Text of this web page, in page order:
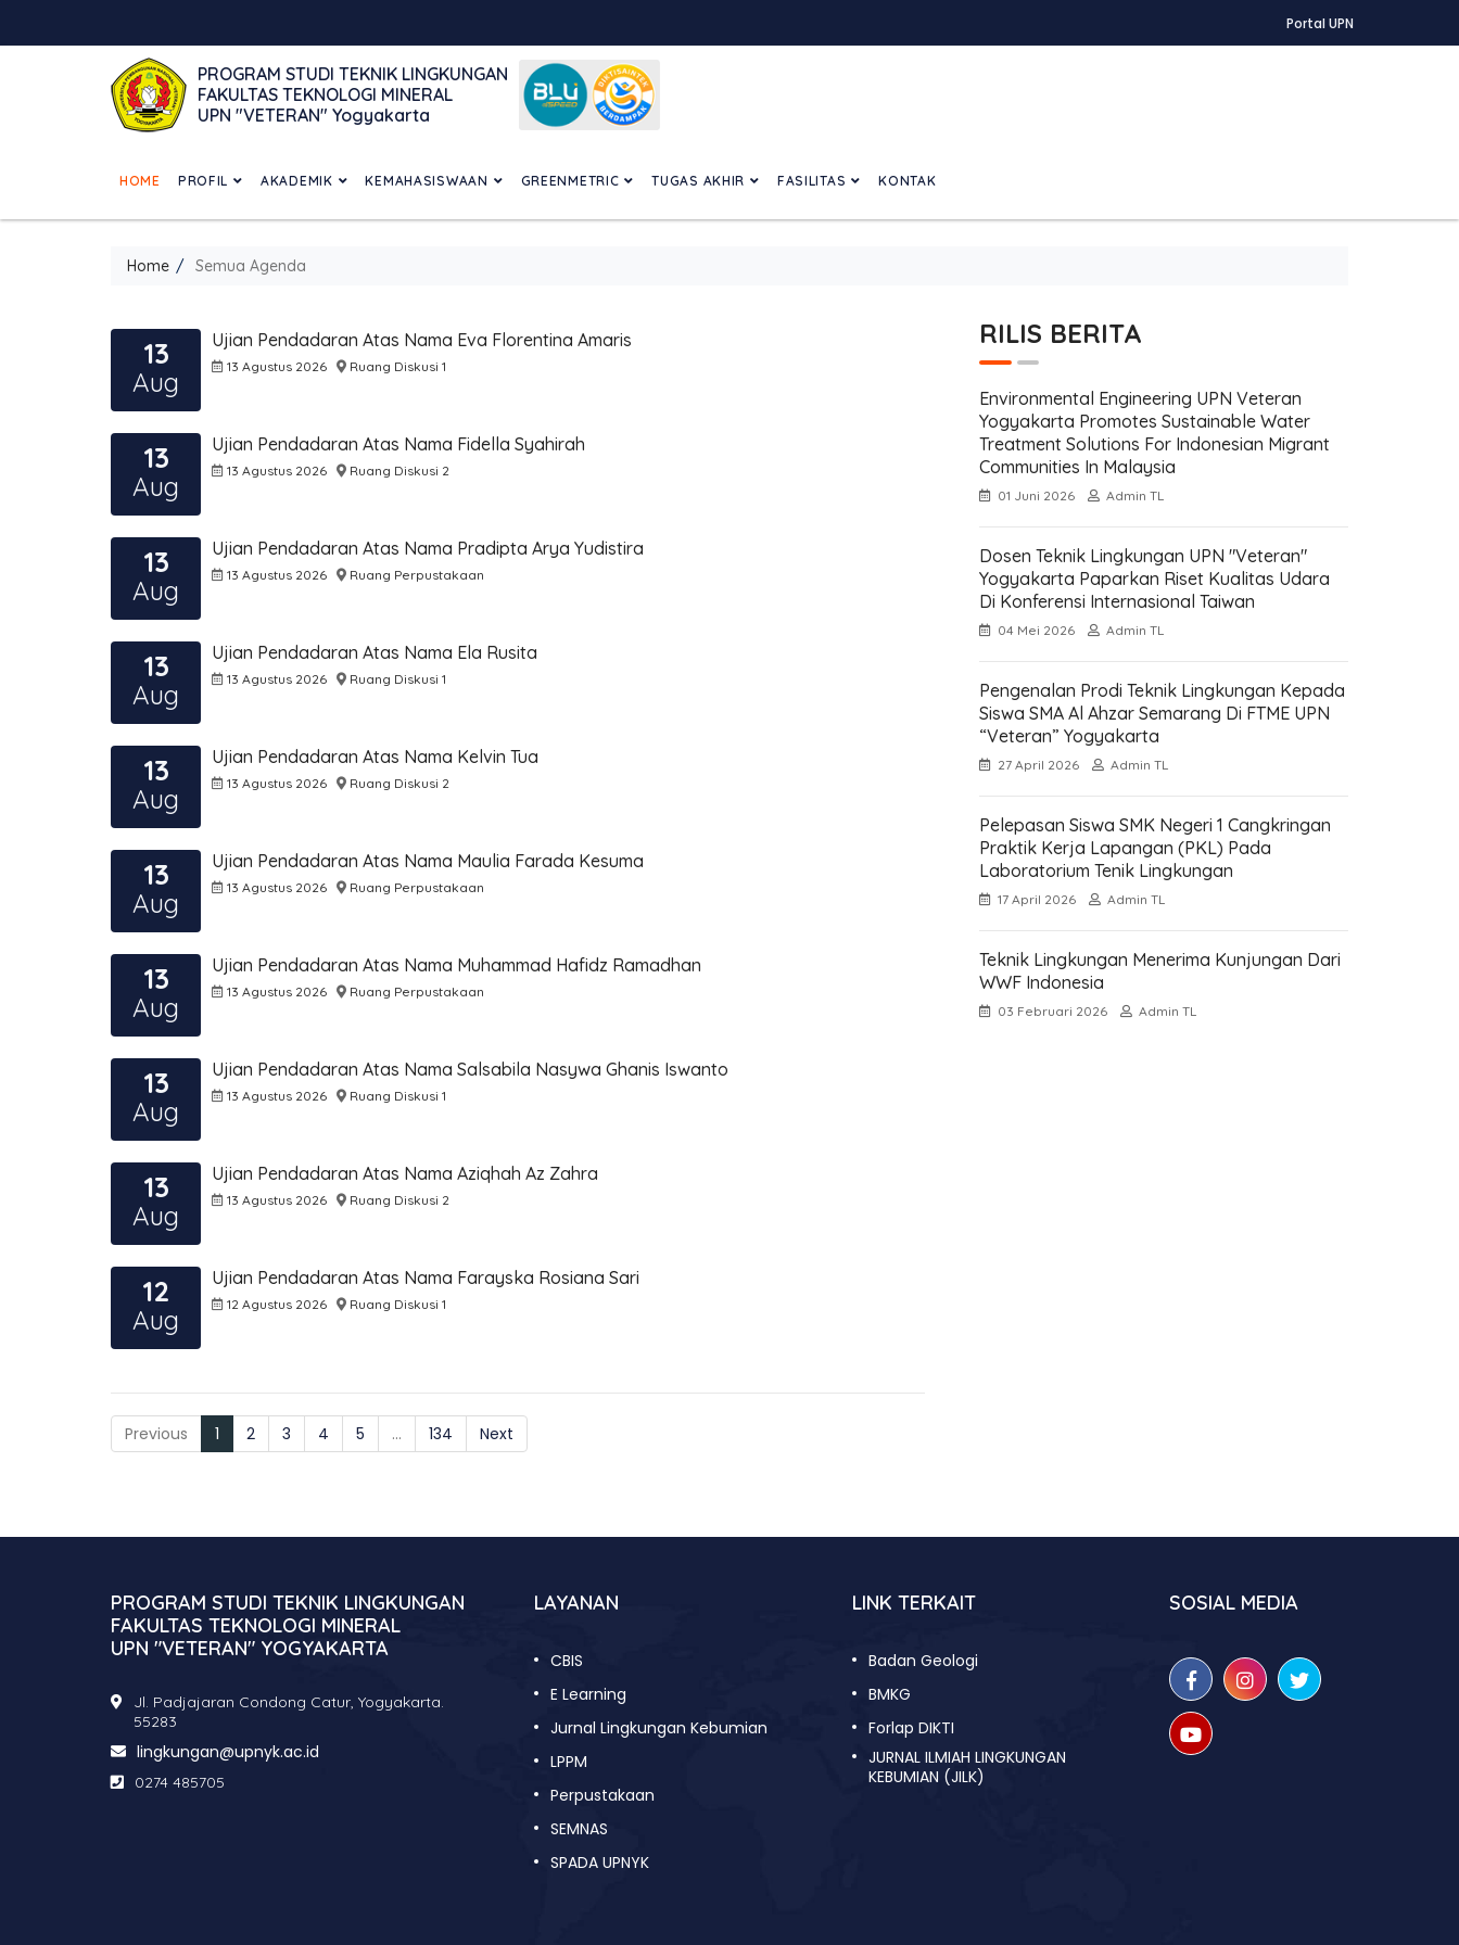
Portal UPN
PROGRAM STUDI TEKNIK LINGKUNGAN
FAKULTAS TEKNOLOGI MINERAL
UPN "VETERAN" Yogyakarta
HOME PROFIL AKADEMIK KEMAHASISWAAN GREENMETRIC TUGAS AKHIR FASILITAS KONTAK
Home Semua Agenda
13
Aug
Ujian Pendadaran Atas Nama Eva Florentina Amaris
13 Agustus 2026 Ruang Diskusi 1
13
Aug
Ujian Pendadaran Atas Nama Fidella Syahirah
13 Agustus 2026 Ruang Diskusi 2
13
Aug
Ujian Pendadaran Atas Nama Pradipta Arya Yudistira
13 Agustus 2026 Ruang Perpustakaan
13
Aug
Ujian Pendadaran Atas Nama Ela Rusita
13 Agustus 2026 Ruang Diskusi 1
13
Aug
Ujian Pendadaran Atas Nama Kelvin Tua
13 Agustus 2026 Ruang Diskusi 2
13
Aug
Ujian Pendadaran Atas Nama Maulia Farada Kesuma
13 Agustus 2026 Ruang Perpustakaan
13
Aug
Ujian Pendadaran Atas Nama Muhammad Hafidz Ramadhan
13 Agustus 2026 Ruang Perpustakaan
13
Aug
Ujian Pendadaran Atas Nama Salsabila Nasywa Ghanis Iswanto
13 Agustus 2026 Ruang Diskusi 1
13
Aug
Ujian Pendadaran Atas Nama Aziqhah Az Zahra
13 Agustus 2026 Ruang Diskusi 2
12
Aug
Ujian Pendadaran Atas Nama Farayska Rosiana Sari
12 Agustus 2026 Ruang Diskusi 1
Previous 1 2 3 4 5 ... 134 Next
RILIS BERITA
Environmental Engineering UPN Veteran
Yogyakarta Promotes Sustainable Water
Treatment Solutions For Indonesian Migrant
Communities In Malaysia
01 Juni 2026 Admin TL
Dosen Teknik Lingkungan UPN "Veteran"
Yogyakarta Paparkan Riset Kualitas Udara
Di Konferensi Internasional Taiwan
04 Mei 2026 Admin TL
Pengenalan Prodi Teknik Lingkungan Kepada
Siswa SMA Al Ahzar Semarang Di FTME UPN
“Veteran” Yogyakarta
27 April 2026 Admin TL
Pelepasan Siswa SMK Negeri 1 Cangkringan
Praktik Kerja Lapangan (PKL) Pada
Laboratorium Tenik Lingkungan
17 April 2026 Admin TL
Teknik Lingkungan Menerima Kunjungan Dari
WWF Indonesia
03 Februari 2026 Admin TL
PROGRAM STUDI TEKNIK LINGKUNGAN
FAKULTAS TEKNOLOGI MINERAL
UPN "VETERAN" YOGYAKARTA
Jl. Padjajaran Condong Catur, Yogyakarta.
55283
lingkungan@upnyk.ac.id
0274 485705
LAYANAN
CBIS
E Learning
Jurnal Lingkungan Kebumian
LPPM
Perpustakaan
SEMNAS
SPADA UPNYK
LINK TERKAIT
Badan Geologi
BMKG
Forlap DIKTI
JURNAL ILMIAH LINGKUNGAN
KEBUMIAN (JILK)
SOSIAL MEDIA